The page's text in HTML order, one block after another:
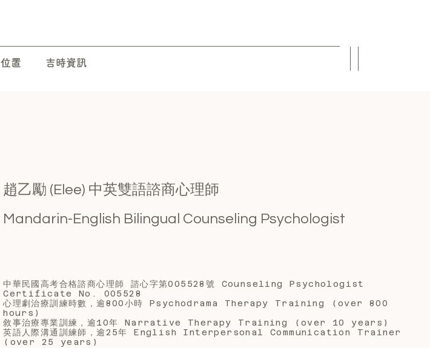
位置 吉時資訊
趙乙勵 (Elee) 中英雙語諮商心理師
Mandarin-English Bilingual Counseling Psychologist
中華民國高考合格諮商心理師 諮心字第005528號 Counseling Psychologist
Certificate No. 005528
心理劇治療訓練時數，逾800小時 Psychodrama Therapy Training (over 800
hours)
敘事治療專業訓練，逾10年 Narrative Therapy Training (over 10 years)
英語人際溝通訓練師，逾25年 English Interpersonal Communication Trainer
(over 25 years)